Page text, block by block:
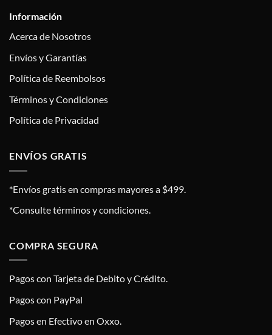
Información
Acerca de Nosotros
Envíos y Garantías
Política de Reembolsos
Términos y Condiciones
Política de Privacidad
ENVÍOS GRATIS
*Envíos gratis en compras mayores a $499.
*Consulte términos y condiciones.
COMPRA SEGURA
Pagos con Tarjeta de Debito y Crédito.
Pagos con PayPal
Pagos en Efectivo en Oxxo.